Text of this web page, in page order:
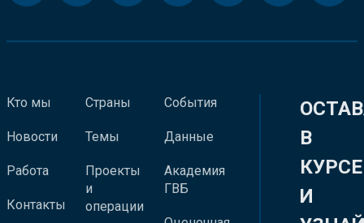
Кто мы
Новости
Работа
Контакты
Страны
Темы
Проекты
и
операции
События
Данные
Академия
ГВБ
В
КУРСЕ
И